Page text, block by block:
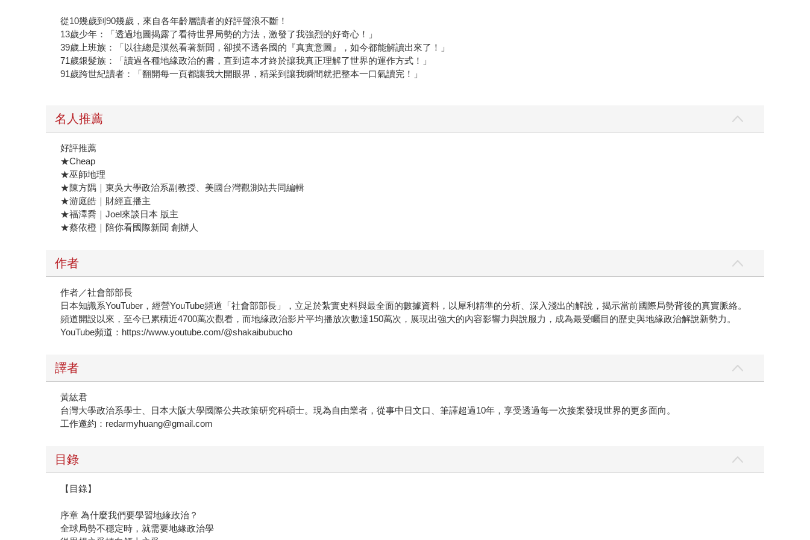
從10幾歲到90幾歲，來自各年齡層讀者的好評聲浪不斷！
13歲少年：「透過地圖揭露了看待世界局勢的方法，激發了我強烈的好奇心！」
39歲上班族：「以往總是漠然看著新聞，卻摸不透各國的『真實意圖』，如今都能解讀出來了！」
71歲銀髮族：「讀過各種地緣政治的書，直到這本才終於讓我真正理解了世界的運作方式！」
91歲跨世紀讀者：「翻開每一頁都讓我大開眼界，精采到讓我瞬間就把整本一口氣讀完！」
名人推薦
好評推薦
★Cheap
★巫師地理
★陳方隅｜東吳大學政治系副教授、美國台灣觀測站共同編輯
★游庭皓｜財經直播主
★福澤喬｜Joel來談日本 版主
★蔡依橙｜陪你看國際新聞 創辦人
作者
作者／社會部部長
日本知識系YouTuber，經營YouTube頻道「社會部部長」，立足於紮實史料與最全面的數據資料，以犀利精準的分析、深入淺出的解說，揭示當前國際局勢背後的真實脈絡。
頻道開設以來，至今已累積近4700萬次觀看，而地緣政治影片平均播放次數達150萬次，展現出強大的內容影響力與說服力，成為最受矚目的歷史與地緣政治解說新勢力。
YouTube頻道：https://www.youtube.com/@shakaibubucho
譯者
黃紘君
台灣大學政治系學士、日本大阪大學國際公共政策研究科碩士。現為自由業者，從事中日文口、筆譯超過10年，享受透過每一次接案發現世界的更多面向。
工作邀約：redarmyhuang@gmail.com
目錄
【目錄】
序章 為什麼我們要學習地緣政治？
全球局勢不穩定時，就需要地緣政治學